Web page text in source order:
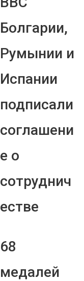
Болгарии,
Румынии и
Испании
подписали
соглашени
е о
сотруднич
естве
68
медалей